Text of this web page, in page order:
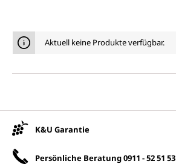
Terrano
Aktuell keine Produkte verfügbar.
K&U Garantie
Persönliche Beratung0911 - 52 51 53